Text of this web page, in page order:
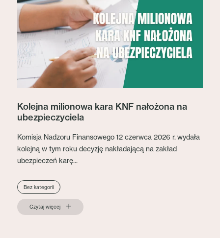
Kolejna milionowa kara KNF nałożona na
ubezpieczyciela
Komisja Nadzoru Finansowego 12 czerwca 2026 r. wydała
kolejną w tym roku decyzję nakładającą na zakład
ubezpieczeń karę...
Bez kategorii
Czytaj więcej